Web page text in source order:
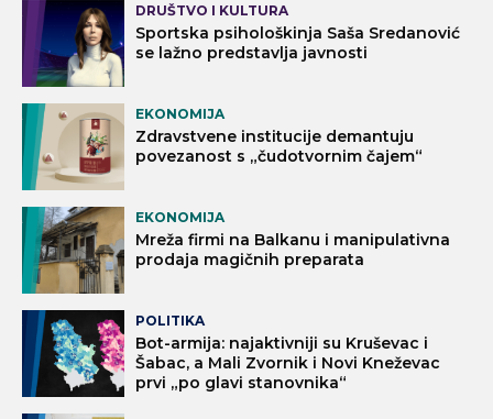
DRUŠTVO I KULTURA
Sportska psihološkinja Saša Sredanović
se lažno predstavlja javnosti
EKONOMIJA
Zdravstvene institucije demantuju
povezanost s „čudotvornim čajem“
EKONOMIJA
Mreža firmi na Balkanu i manipulativna
prodaja magičnih preparata
POLITIKA
Bot-armija: najaktivniji su Kruševac i
Šabac, a Mali Zvornik i Novi Kneževac
prvi „po glavi stanovnika“